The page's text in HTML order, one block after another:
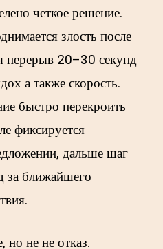
четкое решение.
злость после
перерыв 20–30 секунд
а также скорость.
быстро перекроить
фиксируется
дальше шаг
за ближайшего
не не отказ.